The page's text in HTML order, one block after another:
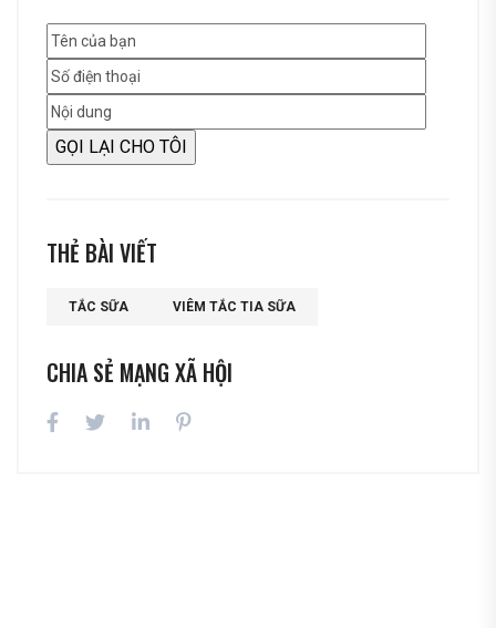
THẺ BÀI VIẾT
TẮC SỮA VIÊM TẮC TIA SỮA
CHIA SẺ MẠNG XÃ HỘI